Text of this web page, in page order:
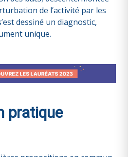
de l’activité par les
dessiné un diagnostic,
unique.
pratique